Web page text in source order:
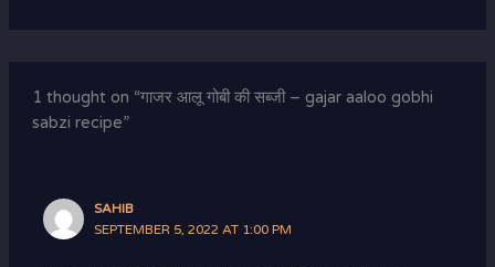
1 thought on “गाजर आलू गोबी की सब्जी – gajar aaloo gobhi
sabzi recipe”
SAHIB
SEPTEMBER 5, 2022 AT 1:00 PM